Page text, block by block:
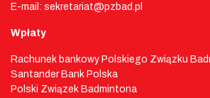
E-mail: sekretariat@pzbad.pl
Wpłaty
Rachunek bankowy Polskiego Związku
Santander Bank Polska
Polski Związek Badmintona